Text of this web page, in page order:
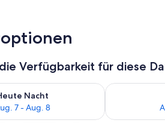
Verfügbarkeit für diese
Nacht
7 - Aug. 8
für heute Nacht, Aug. 7
Überprüfe